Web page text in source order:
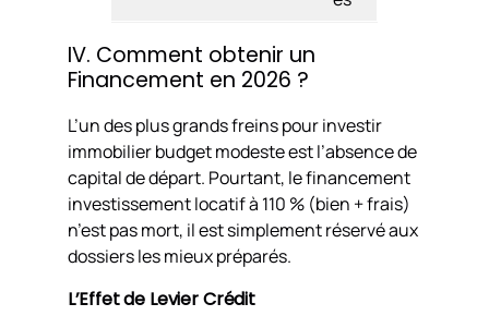
IV. Comment obtenir un
Financement en 2026 ?
L’un des plus grands freins pour investir
immobilier budget modeste est l’absence de
capital de départ. Pourtant, le financement
investissement locatif à 110 % (bien + frais)
n’est pas mort, il est simplement réservé aux
dossiers les mieux préparés.
L’Effet de Levier Crédit